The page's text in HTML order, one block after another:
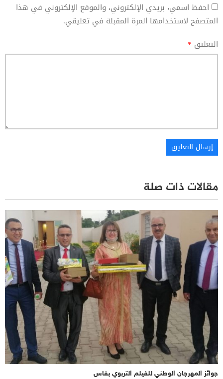
احفظ اسمي، بريدي الإلكتروني، والموقع الإلكتروني في هذا
المتصفح لاستخدامها المرة المقبلة في تعليقي.
التعليق *
مقالات ذات صلة
جوائز المهرجان الوطني للفيلم التربوي بفاس